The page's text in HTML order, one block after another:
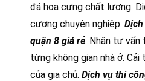
đá hoa cưng chất lượng.
cương chuyên nghiệp.
quận 8 giá rẻ. Nhận tư
từng không gian nhà ở.
của gia chủ. Dịch vụ thi